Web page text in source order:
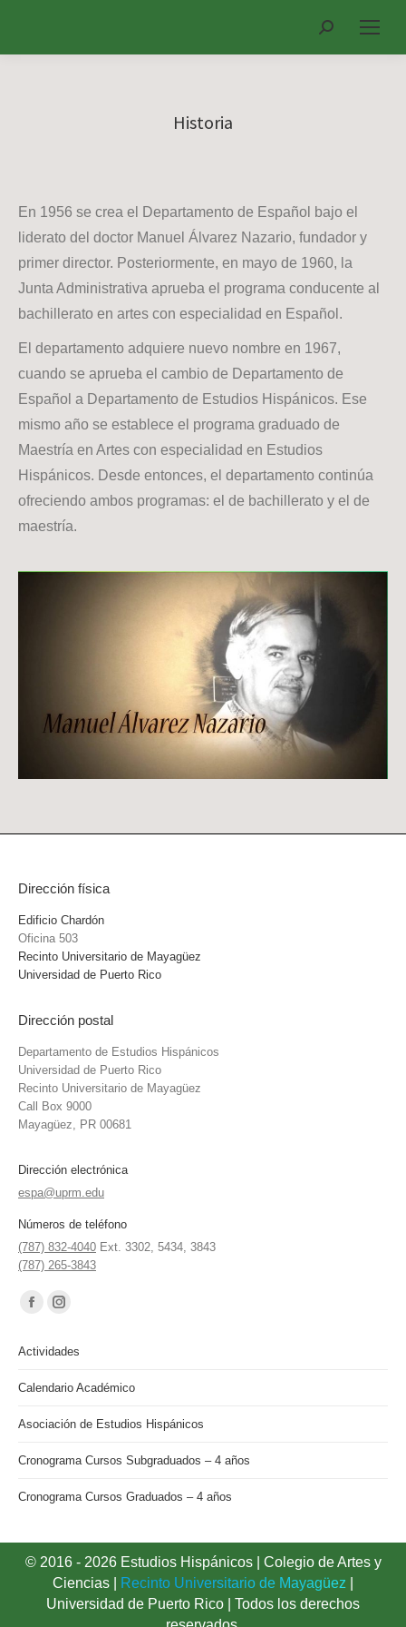
Search:
Historia
En 1956 se crea el Departamento de Español bajo el
liderato del doctor Manuel Álvarez Nazario, fundador y
primer director. Posteriormente, en mayo de 1960, la
Junta Administrativa aprueba el programa conducente al
bachillerato en artes con especialidad en Español.
El departamento adquiere nuevo nombre en 1967,
cuando se aprueba el cambio de Departamento de
Español a Departamento de Estudios Hispánicos. Ese
mismo año se establece el programa graduado de
Maestría en Artes con especialidad en Estudios
Hispánicos. Desde entonces, el departamento continúa
ofreciendo ambos programas: el de bachillerato y el de
maestría.
Dirección física
Edificio Chardón
Oficina 503
Recinto Universitario de Mayagüez
Universidad de Puerto Rico
Dirección postal
Departamento de Estudios Hispánicos
Universidad de Puerto Rico
Recinto Universitario de Mayagüez
Call Box 9000
Mayagüez, PR 00681
Dirección electrónica
espa@uprm.edu
Números de teléfono
(787) 832-4040 Ext. 3302, 5434, 3843
(787) 265-3843
Find us on:
Facebook
opens
in
window
Instagram
opens
in
window
Actividades
Calendario Académico
Asociación de Estudios Hispánicos
Cronograma Cursos Subgraduados – 4 años
Cronograma Cursos Graduados – 4 años
© 2016 - 2026 Estudios Hispánicos | Colegio de Artes y
Ciencias
Recinto Universitario de Mayagüez
Universidad de Puerto Rico | Todos los derechos